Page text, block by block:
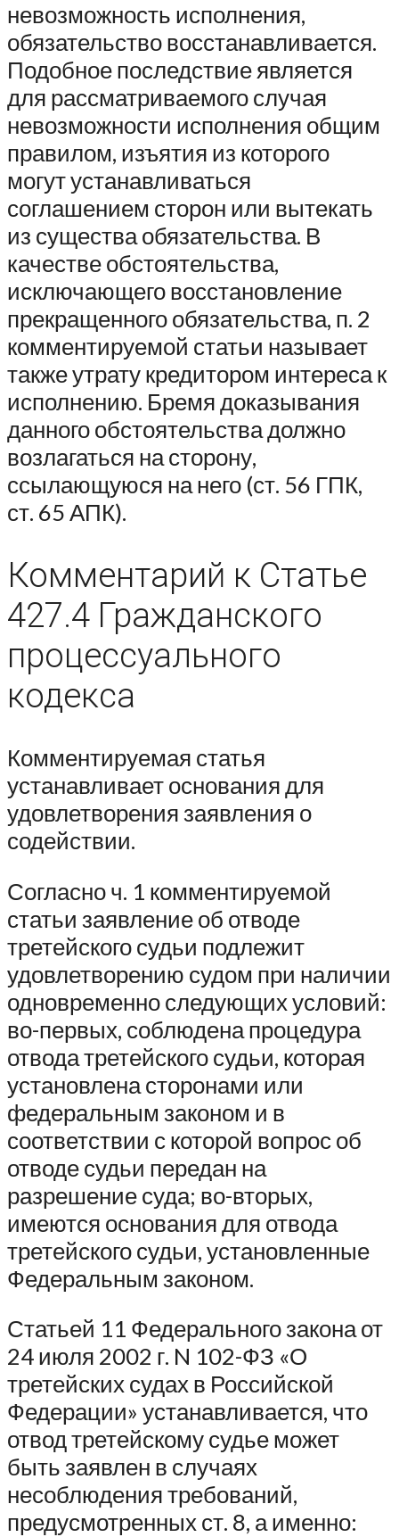
невозможность исполнения,
обязательство восстанавливается.
Подобное последствие является
для рассматриваемого случая
невозможности исполнения общим
правилом, изъятия из которого
могут устанавливаться
соглашением сторон или вытекать
из существа обязательства. В
качестве обстоятельства,
исключающего восстановление
прекращенного обязательства, п. 2
комментируемой статьи называет
также утрату кредитором интереса к
исполнению. Бремя доказывания
данного обстоятельства должно
возлагаться на сторону,
ссылающуюся на него (ст. 56 ГПК,
ст. 65 АПК).
Комментарий к Статье
427.4 Гражданского
процессуального
кодекса
Комментируемая статья
устанавливает основания для
удовлетворения заявления о
содействии.
Согласно ч. 1 комментируемой
статьи заявление об отводе
третейского судьи подлежит
удовлетворению судом при наличии
одновременно следующих условий:
во-первых, соблюдена процедура
отвода третейского судьи, которая
установлена сторонами или
федеральным законом и в
соответствии с которой вопрос об
отводе судьи передан на
разрешение суда; во-вторых,
имеются основания для отвода
третейского судьи, установленные
Федеральным законом.
Статьей 11 Федерального закона от
24 июля 2002 г. N 102-ФЗ «О
третейских судах в Российской
Федерации» устанавливается, что
отвод третейскому судье может
быть заявлен в случаях
несоблюдения требований,
предусмотренных ст. 8, а именно: